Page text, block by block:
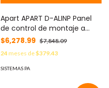
Apart APART D-ALINP Panel
de control de montaje a
pared con entrada de linea y
micrófono XLR MOD: D-ALINP
$6,278.99 $7,848.09
24meses de$379.43
SISTEMAS PA